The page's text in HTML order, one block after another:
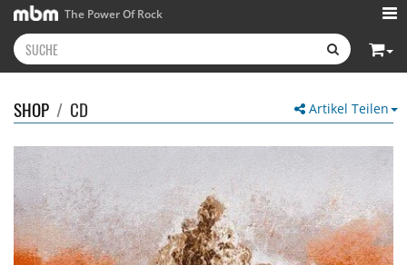
The Power Of Rock
Artikel Teilen
SHOP / CD